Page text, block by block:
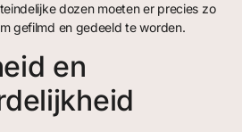
dozen moeten er precies zo
gefilmd en gedeeld te worden.
en